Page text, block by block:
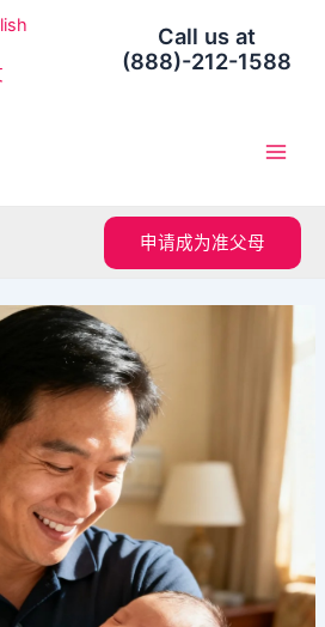
Call us at
(888)-212-1588
申请成为准父母